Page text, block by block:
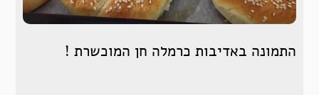
התמונה באדיבות כרמלה חן המוכשרת !